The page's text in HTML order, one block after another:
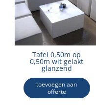
Tafel 0,50m op
0,50m wit gelakt
glanzend
toevoegen aan
offerte